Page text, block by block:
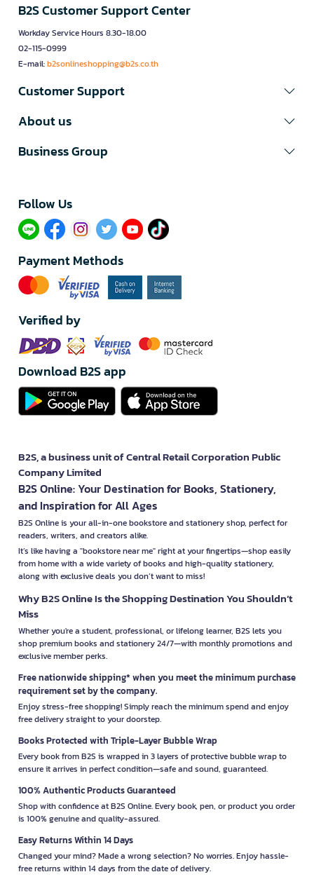
B2S Customer Support Center
Workday Service Hours 8.30-18.00
02-115-0999
E-mail:b2sonlineshopping@b2s.co.th
Customer Support
About us
Business Group
Follow Us​
Payment Methods
Verified by
Download B2S app
B2S, a business unit of Central Retail Corporation Public
Company Limited
B2S Online: Your Destination for Books, Stationery,
and Inspiration for All Ages
B2S Online is your all-in-one bookstore and stationery shop, perfect for
readers, writers, and creators alike.
It’s like having a "bookstore near me" right at your fingertips—shop easily
from home with a wide variety of books and high-quality stationery,
along with exclusive deals you don’t want to miss!
Why B2S Online Is the Shopping Destination You Shouldn’t
Miss
Whether you're a student, professional, or lifelong learner, B2S lets you
shop premium books and stationery 24/7—with monthly promotions and
exclusive member perks.
Free nationwide shipping* when you meet the minimum purchase
requirement set by the company.
Enjoy stress-free shopping! Simply reach the minimum spend and enjoy
free delivery straight to your doorstep.
Books Protected with Triple-Layer Bubble Wrap
Every book from B2S is wrapped in 3 layers of protective bubble wrap to
ensure it arrives in perfect condition—safe and sound, guaranteed.
100% Authentic Products Guaranteed
Shop with confidence at B2S Online. Every book, pen, or product you order
is 100% genuine and quality-assured.
Easy Returns Within 14 Days
Changed your mind? Made a wrong selection? No worries. Enjoy hassle-
free returns within 14 days from the date of delivery.